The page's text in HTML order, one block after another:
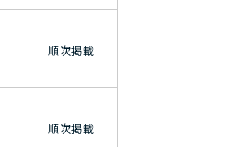
順次掲載
順次掲載